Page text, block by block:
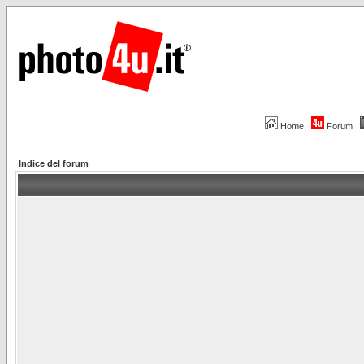
Home Forum
Indice del forum